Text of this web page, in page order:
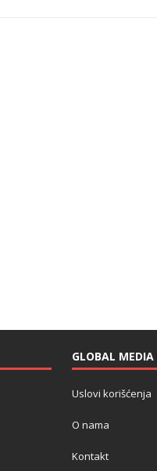
GLOBAL MEDIA
Uslovi korišćenja
O nama
Kontakt